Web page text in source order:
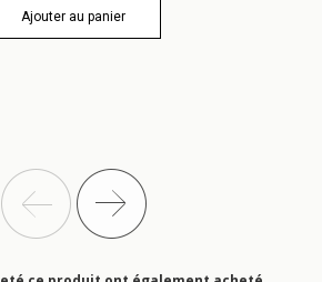
Ajouter au panier